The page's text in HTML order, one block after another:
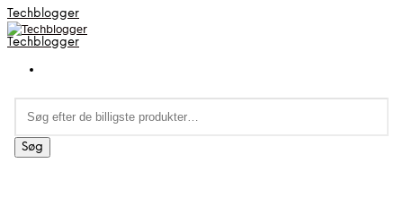
Techblogger
Techblogger
efter:
Søg